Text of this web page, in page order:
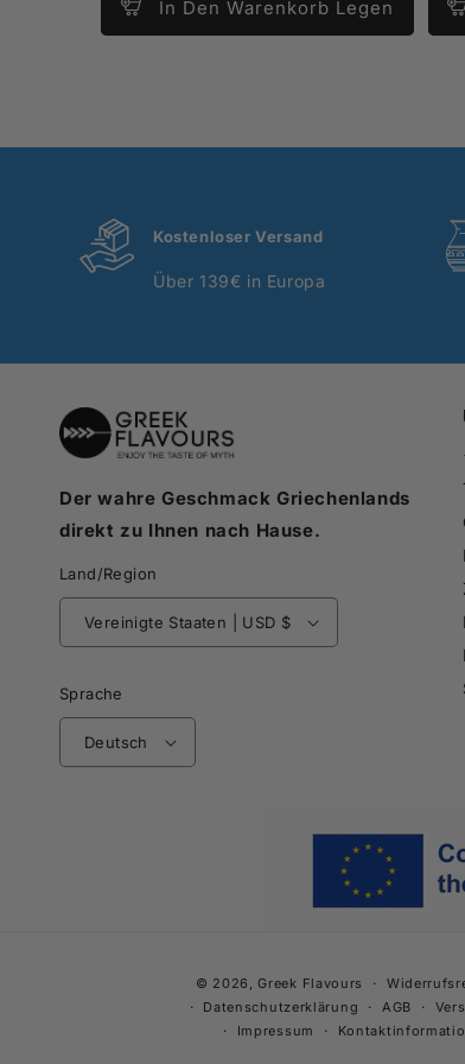
In Den Warenkorb Legen
Kostenloser Versand
Über 139€ in Europa
Der wahre Geschmack Griechenlands
direkt zu Ihnen nach Hause.
Land/Region
Vereinigte Staaten | USD $
Sprache
Deutsch
© 2026,Greek Flavours
Datenschutzerklärung
AGB
Impressum